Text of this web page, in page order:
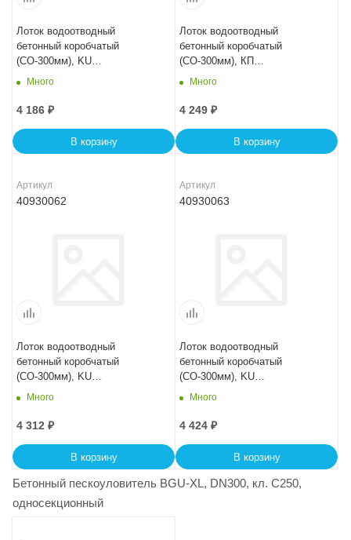
Лоток водоотводный
бетонный коробчатый
(СО-300мм), KU
100.44(30).36,5(30) - BGU, №
Много
4 186 ₽
В корзину
Лоток водоотводный
бетонный коробчатый
(СО-300мм), КП
100.44(30).41(34) - BGF-XL
Много
4 249 ₽
В корзину
Артикул
40930062
Лоток водоотводный
бетонный коробчатый
(СО-300мм), KU
100.44(30).39(32,5) - BGU, №
Много
4 312 ₽
В корзину
Артикул
40930063
Лоток водоотводный
бетонный коробчатый
(СО-300мм), KU
100.44(30).41,5(35) - BGU, №
Много
4 424 ₽
В корзину
Бетонный пескоуловитель BGU-XL, DN300, кл. C250,
односекционный